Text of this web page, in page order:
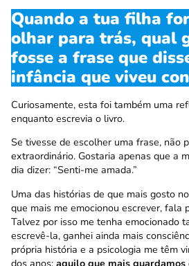
Quando a tua filha
olhar para trás, qual
fosse a frase que
infância que viveu
Curiosamente, esta foi também uma
enquanto escrevia o livro.
Se tivesse de escolher uma frase, não
extraordinário. Gostaria apenas que a
dia dizer: “Senti-me amada.”
Uma das histórias de que mais gosto
que mais me emocionou escrever, fala
Talvez por isso me tenha emocionado
escrevê-la, ganhei ainda mais
própria história e a psicologia me têm
dos anos: aquilo que mais guardamos